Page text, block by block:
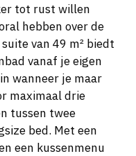
tot rust willen
hebben over de
van 49 m² biedt
vanaf je eigen
wanneer je maar
maximaal drie
tussen twee
bed. Met een
een kussenmenu